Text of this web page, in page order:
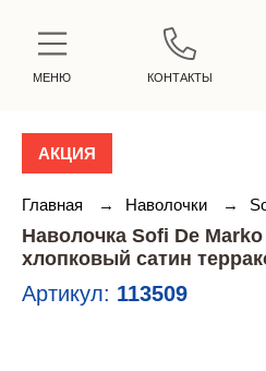
МЕНЮ КОНТАКТЫ
АКЦИЯ
Главная → Наволочки →
Наволочка Sofi De
хлопковый сатин
Артикул: 113509